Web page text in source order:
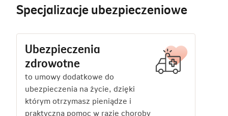
Specjalizacje ubezpieczeniowe
Ubezpieczenia
zdrowotne
to umowy dodatkowe do
ubezpieczenia na życie, dzięki
którym otrzymasz pieniądze i
praktyczną pomoc w razie choroby